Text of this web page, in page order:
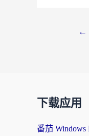
←
下载应用
番茄 Windows